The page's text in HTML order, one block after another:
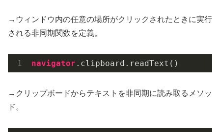
→ウィンドウ内の任意の場所がクリックされたときに実行
される非同期関数を定義。
navigator .clipboard .readText ()
→クリップボードからテキストを非同期に読み取るメソッ
ド。